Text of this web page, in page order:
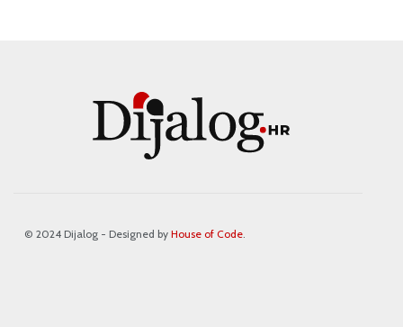
© 2024 Dijalog - Designed by House of Code.